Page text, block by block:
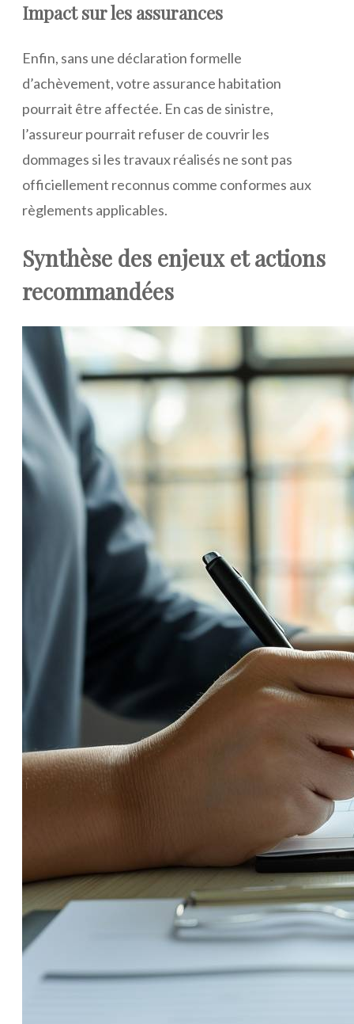
Impact sur les assurances
Enfin, sans une déclaration formelle
d’achèvement, votre assurance habitation
pourrait être affectée. En cas de sinistre,
l’assureur pourrait refuser de couvrir les
dommages si les travaux réalisés ne sont pas
officiellement reconnus comme conformes aux
règlements applicables.
Synthèse des enjeux et actions
recommandées